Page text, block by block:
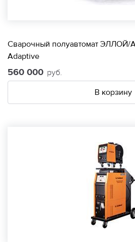
Сварочный полуавтомат ЭЛЛОЙ/
Adaptive
560 000 руб.
В корзину